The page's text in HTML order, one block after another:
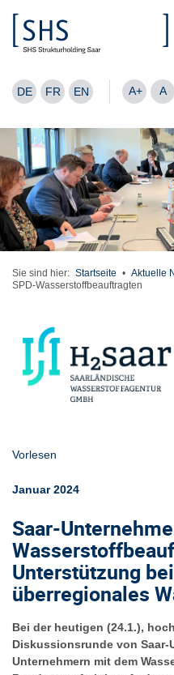
DE FR EN A+ A
Sie sind hier: Startseite • Aktuelle
SPD-Wasserstoffbeauftragten
Vorlesen
Januar 2024
Saar-
Unterstützung
überregionales
Bei der heutigen (24.1.),
Diskussionsrunde von Saar-
Unternehmern mit dem